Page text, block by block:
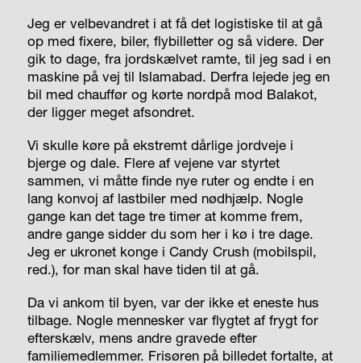
Jeg er velbevandret i at få det logistiske til at gå
op med fixere, biler, flybilletter og så videre. Der
gik to dage, fra jordskælvet ramte, til jeg sad i en
maskine på vej til Islamabad. Derfra lejede jeg en
bil med chauffør og kørte nordpå mod Balakot,
der ligger meget afsondret.
Vi skulle køre på ekstremt dårlige jordveje i
bjerge og dale. Flere af vejene var styrtet
sammen, vi måtte finde nye ruter og endte i en
lang konvoj af lastbiler med nødhjælp. Nogle
gange kan det tage tre timer at komme frem,
andre gange sidder du som her i kø i tre dage.
Jeg er ukronet konge i Candy Crush (mobilspil,
red.), for man skal have tiden til at gå.
Da vi ankom til byen, var der ikke et eneste hus
tilbage. Nogle mennesker var flygtet af frygt for
efterskælv, mens andre gravede efter
familiemedlemmer. Frisøren på billedet fortalte, at